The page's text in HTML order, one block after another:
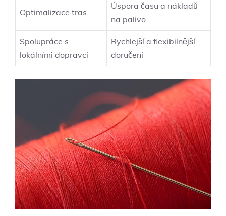
Optimalizace tras
Úspora času a nákladů
na palivo
Spolupráce s
lokálními dopravci
Rychlejší a flexibilnější
doručení